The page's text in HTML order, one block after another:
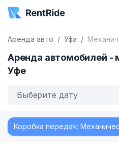
Аренда авто Уфа
Аренда автомобилей -
Уфе
Выберите дату
Коробка передач: